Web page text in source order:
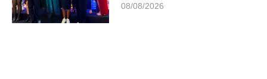
08/08/2026